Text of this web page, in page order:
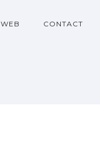
WEB CONTACT